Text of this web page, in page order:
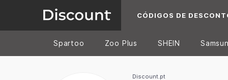
CÓDIGOS DE
Spartoo Zoo Plus SHEIN
Discount.pt